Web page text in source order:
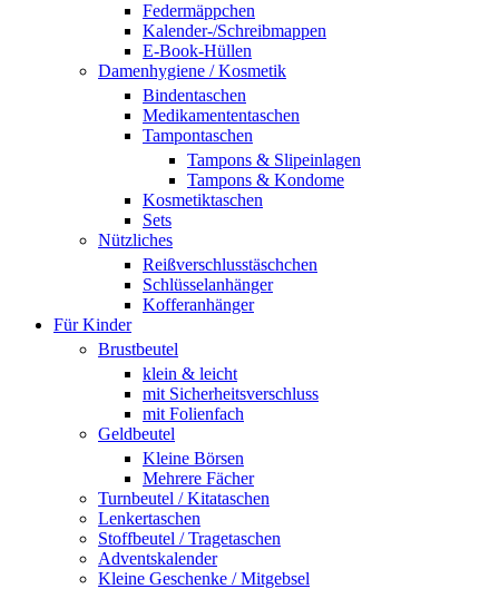
Federmäppchen
Kalender-/Schreibmappen
E-Book-Hüllen
Damenhygiene / Kosmetik
Bindentaschen
Medikamententaschen
Tampontaschen
Tampons & Slipeinlagen
Tampons & Kondome
Kosmetiktaschen
Sets
Nützliches
Reißverschlusstäschchen
Schlüsselanhänger
Kofferanhänger
Für Kinder
Brustbeutel
klein & leicht
mit Sicherheitsverschluss
mit Folienfach
Geldbeutel
Kleine Börsen
Mehrere Fächer
Turnbeutel / Kitataschen
Lenkertaschen
Stoffbeutel / Tragetaschen
Adventskalender
Kleine Geschenke / Mitgebsel